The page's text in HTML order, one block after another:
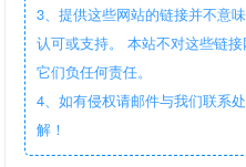
3、提供这些网站的链接并不意
认可或支持。 本站不对这些链
它们负任何责任。
4、如有侵权请邮件与我们联系
解！